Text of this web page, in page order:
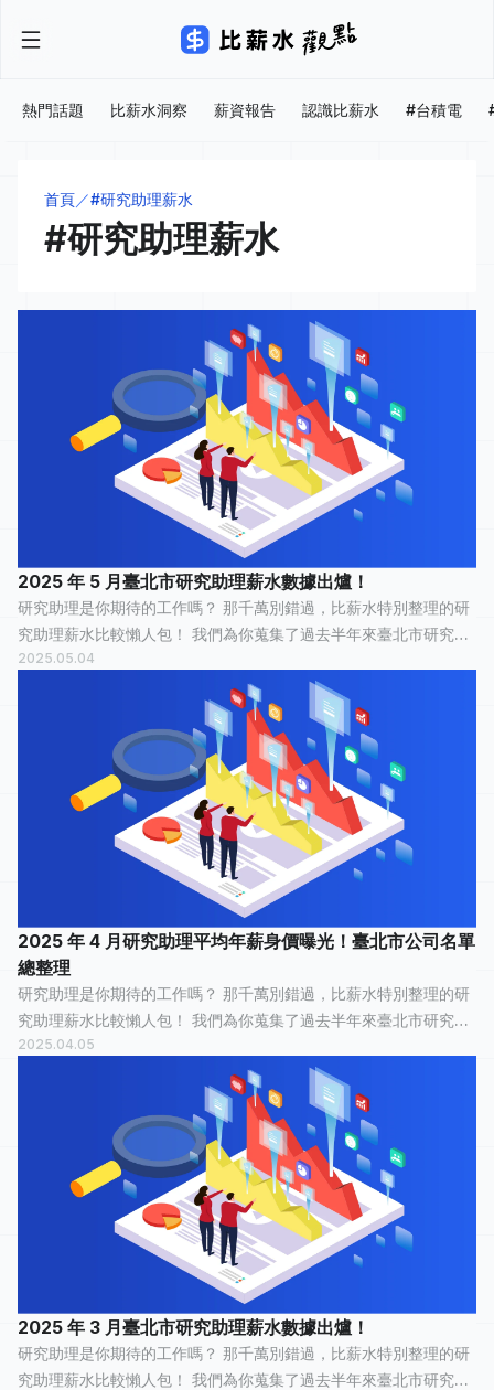
熱門話題 比薪水洞察 薪資報告 認識比薪水 #台積電
首頁 #研究助理薪水
#研究助理薪水
2025 年 5 月臺北市研究助理薪水數據出爐！
研究助理是你期待的工作嗎？ 那千萬別錯過，比薪水特別整理的研
究助理薪水比較懶人包！ 我們為你蒐集了過去半年來臺北市研究助
理的薪水情報，有 44 人分享他們最真實的工作經歷，有 16 人認為
2025.05.04
2025 年 4 月研究助理平均年薪身價曝光！臺北市公司名單
總整理
研究助理是你期待的工作嗎？ 那千萬別錯過，比薪水特別整理的研
究助理薪水比較懶人包！ 我們為你蒐集了過去半年來臺北市研究助
理的薪水情報，有 45 人分享他們最真實的工作經歷，有 15 人認為
2025.04.05
2025 年 3 月臺北市研究助理薪水數據出爐！
研究助理是你期待的工作嗎？ 那千萬別錯過，比薪水特別整理的研
究助理薪水比較懶人包！ 我們為你蒐集了過去半年來臺北市研究助